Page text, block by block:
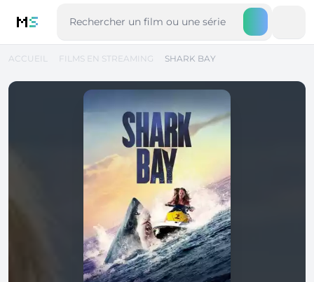
MS
ACCUEIL FILMS EN STREAMING SHARK BAY